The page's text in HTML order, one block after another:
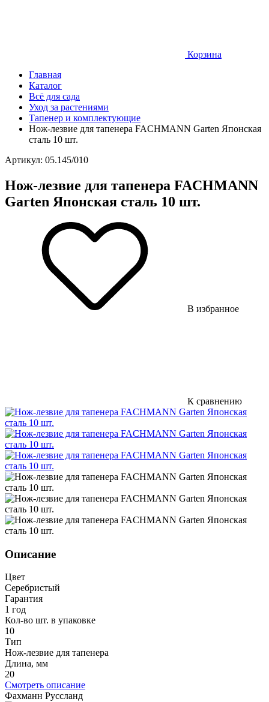
Корзина
Главная
Каталог
Всё для сада
Уход за растениями
Тапенер и комплектующие
Нож-лезвие для тапенера FACHMANN Garten Японская
сталь 10 шт.
Артикул: 05.145/010
Нож-лезвие для тапенера FACHMANN
Garten Японская сталь 10 шт.
В избранное
К сравнению
Описание
Цвет
Серебристый
Гарантия
1 год
Кол-во шт. в упаковке
10
Тип
Нож-лезвие для тапенера
Длина, мм
20
Смотреть описание
Фахманн Руссланд